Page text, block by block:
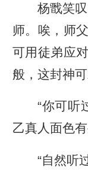
杨戬笑
师。唉，师
可用徒弟应
般，这封神
“你可听
乙真人面色有
“自然听